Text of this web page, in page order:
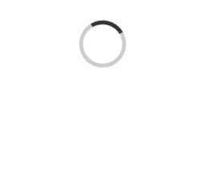
Laden...